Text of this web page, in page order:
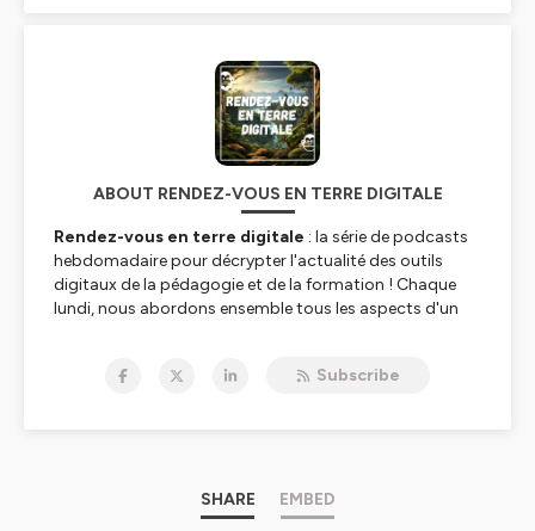
ABOUT RENDEZ-VOUS EN TERRE DIGITALE
Rendez-vous en terre digitale : la série de podcasts
hebdomadaire pour décrypter l'actualité des outils
digitaux de la pédagogie et de la formation ! Chaque
lundi, nous abordons ensemble tous les aspects d'un
aspects pratiques et sa mise en œuvre en formation.
🧑‍💻 Un site internet augmenté où vous retrouverez
l'ensemble de nos podcasts, et des ressources
Subscribe
SHARE EMBED